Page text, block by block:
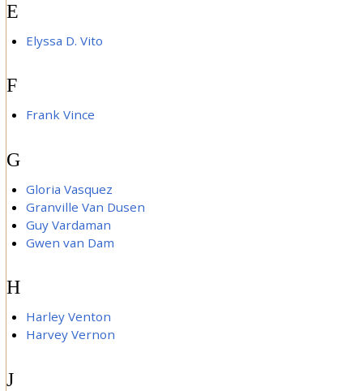
E
Elyssa D. Vito
F
Frank Vince
G
Gloria Vasquez
Granville Van Dusen
Guy Vardaman
Gwen van Dam
H
Harley Venton
Harvey Vernon
J